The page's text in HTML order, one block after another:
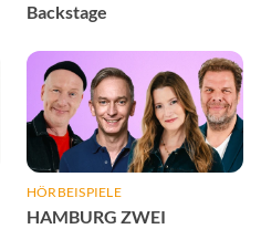
Backstage
HÖRBEISPIELE
HAMBURG ZWEI